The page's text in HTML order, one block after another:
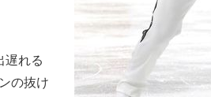
遅れる
の抜け